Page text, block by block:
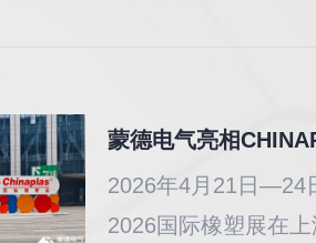
蒙德电气亮相
2026年4月21日—24
2026国际橡塑展在